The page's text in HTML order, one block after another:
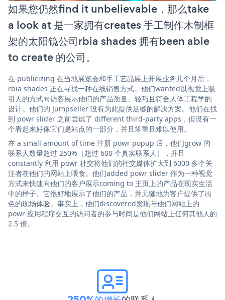
如果您仍然find it unbelievable，那么take
a look at 是一家拥有creates 手工制作木制框
架的太阳镜公司rbia shades 拥有been able
to create 的公司。
在 publicizing 在当地展览会和手工艺品展上开展业务几个月后，
rbia shades 正在寻找一种在线销售方式。他们wanted以视觉上吸
引人的方式向访客展示他们的产品质量、轻巧且符合人体工程学的
设计。他们的 Jumpseller 没有为此提供足够的解决方案。他们在找
到 powr slider 之前尝试了 different third-party apps，但没有一
个看起来好像它们是站点的一部分，并且笨重且难以使用。
在 a small amount of time 注册 powr popup 后，他们grow 的
联系人数量超过 250%（超过 600 个真实联系人），并且
constantly 利用 powr 社交将他们的社交媒体扩大到 6000 多个关
注者在他们的网站上喂食。他们added powr slider 作为一种视觉
方式来快速向他们的客户展示coming to 主页上的产品在现实生活
中的样子。它很好地展示了他们的产品，并无缝地为客户提供了出
色的现场体验。事实上，他们discovered发现与他们网站上的
powr 应用程序交互的访问者的参与时间是他们网站上任何其他人的
2.5 倍。